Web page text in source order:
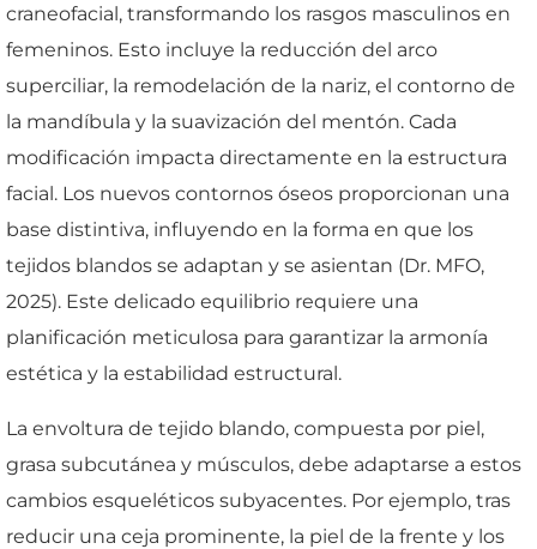
craneofacial, transformando los rasgos masculinos en
femeninos. Esto incluye la reducción del arco
superciliar, la remodelación de la nariz, el contorno de
la mandíbula y la suavización del mentón. Cada
modificación impacta directamente en la estructura
facial. Los nuevos contornos óseos proporcionan una
base distintiva, influyendo en la forma en que los
tejidos blandos se adaptan y se asientan (Dr. MFO,
2025). Este delicado equilibrio requiere una
planificación meticulosa para garantizar la armonía
estética y la estabilidad estructural.
La envoltura de tejido blando, compuesta por piel,
grasa subcutánea y músculos, debe adaptarse a estos
cambios esqueléticos subyacentes. Por ejemplo, tras
reducir una ceja prominente, la piel de la frente y los